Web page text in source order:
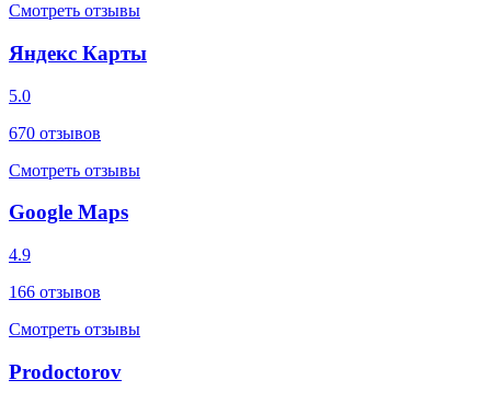
Смотреть отзывы
Яндекс Карты
5.0
670 отзывов
Смотреть отзывы
Google Maps
4.9
166 отзывов
Смотреть отзывы
Prodoctorov